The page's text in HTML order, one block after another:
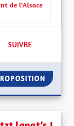
l'Education et
de l'Alsace
49 ABONNÉS
SUIVRE